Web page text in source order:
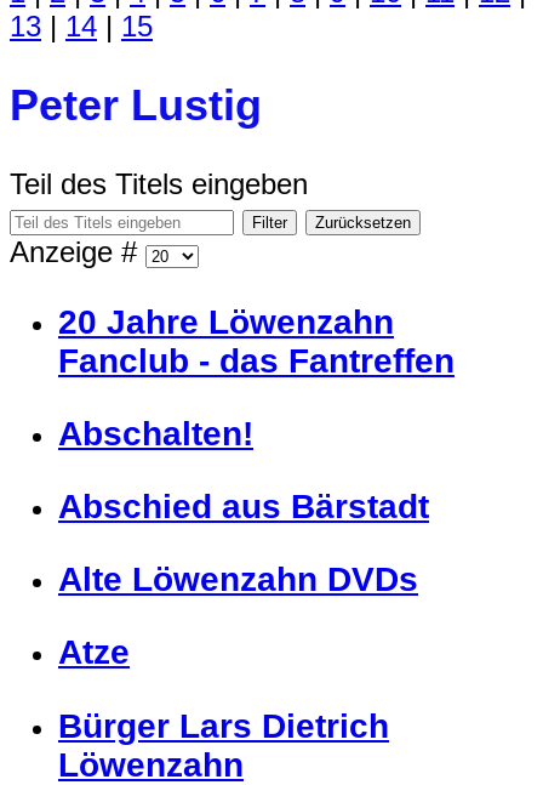
13 | 14 | 15
Peter Lustig
Teil des Titels eingeben
Filter Zurücksetzen
Anzeige #
20 Jahre Löwenzahn
Fanclub - das Fantreffen
Abschalten!
Abschied aus Bärstadt
Alte Löwenzahn DVDs
Atze
Bürger Lars Dietrich
Löwenzahn